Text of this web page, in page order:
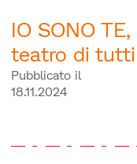
IO SONO
teatro di tutti
Pubblicato il
18.11.2024